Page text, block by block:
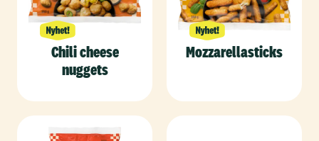
Chili cheese
nuggets
Mozzarellasticks